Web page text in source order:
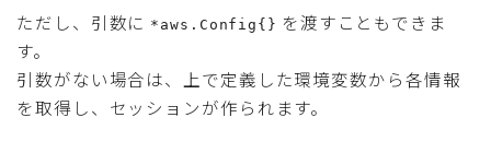
ただし、引数に *aws.Config{} を渡すこともできま
す。
引数がない場合は、上で定義した環境変数から各情報
を取得し、セッションが作られます。